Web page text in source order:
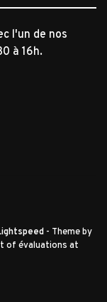
l'un de nos
à 16h.
- Theme by
of évaluations at